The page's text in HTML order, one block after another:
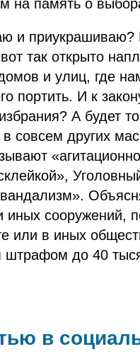
на память о
и приукрашиваю?
так открыто
и улиц, где
портить. И к
А будет
в совсем других
иных сооружений,
или в иных
штрафом до 40
в